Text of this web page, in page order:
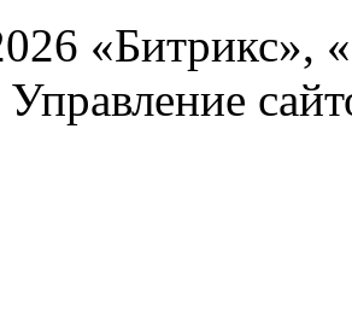
«Битрикс»,
Управление